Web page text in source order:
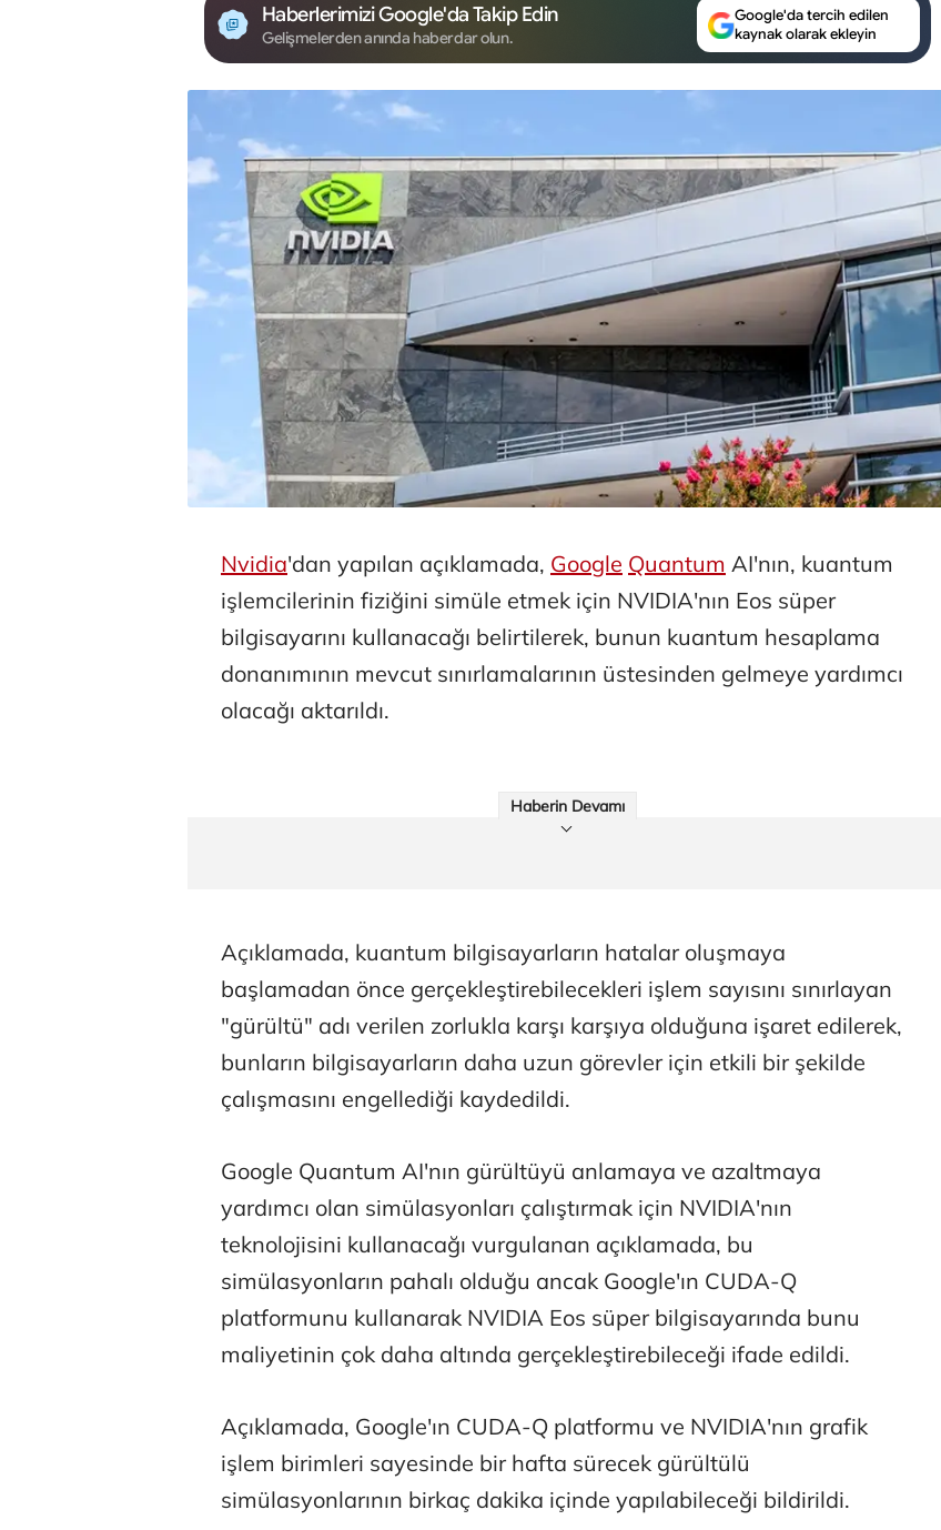
Haberlerimizi Google'da Takip Edin
Gelişmelerden anında haberdar olun.
Google'da tercih edilen
kaynak olarak ekleyin
Nvidia'dan yapılan açıklamada, Google Quantum AI'nın, kuantum
işlemcilerinin fiziğini simüle etmek için NVIDIA'nın Eos süper
bilgisayarını kullanacağı belirtilerek, bunun kuantum hesaplama
donanımının mevcut sınırlamalarının üstesinden gelmeye yardımcı
olacağı aktarıldı.
Haberin Devamı
Açıklamada, kuantum bilgisayarların hatalar oluşmaya
başlamadan önce gerçekleştirebilecekleri işlem sayısını sınırlayan
"gürültü" adı verilen zorlukla karşı karşıya olduğuna işaret edilerek,
bunların bilgisayarların daha uzun görevler için etkili bir şekilde
çalışmasını engellediği kaydedildi.
Google Quantum AI'nın gürültüyü anlamaya ve azaltmaya
yardımcı olan simülasyonları çalıştırmak için NVIDIA'nın
teknolojisini kullanacağı vurgulanan açıklamada, bu
simülasyonların pahalı olduğu ancak Google'ın CUDA-Q
platformunu kullanarak NVIDIA Eos süper bilgisayarında bunu
maliyetinin çok daha altında gerçekleştirebileceği ifade edildi.
Açıklamada, Google'ın CUDA-Q platformu ve NVIDIA'nın grafik
işlem birimleri sayesinde bir hafta sürecek gürültülü
simülasyonlarının birkaç dakika içinde yapılabileceği bildirildi.
Atilay Kandemir
Mağaza açılışı
Özay Şendir
Zafer Şahin